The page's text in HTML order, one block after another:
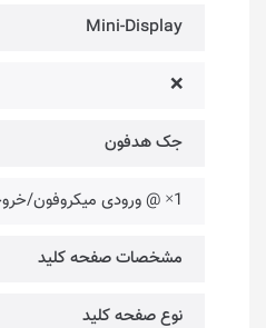
Mini-Display
❌
جک هدفون
1× @ ورودی میکروفون/خروجی هدفون
مشخصات صفحه کلید
نوع صفحه کلید